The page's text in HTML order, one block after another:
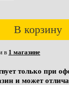
В корзину
в 1 магазине
только при
и может